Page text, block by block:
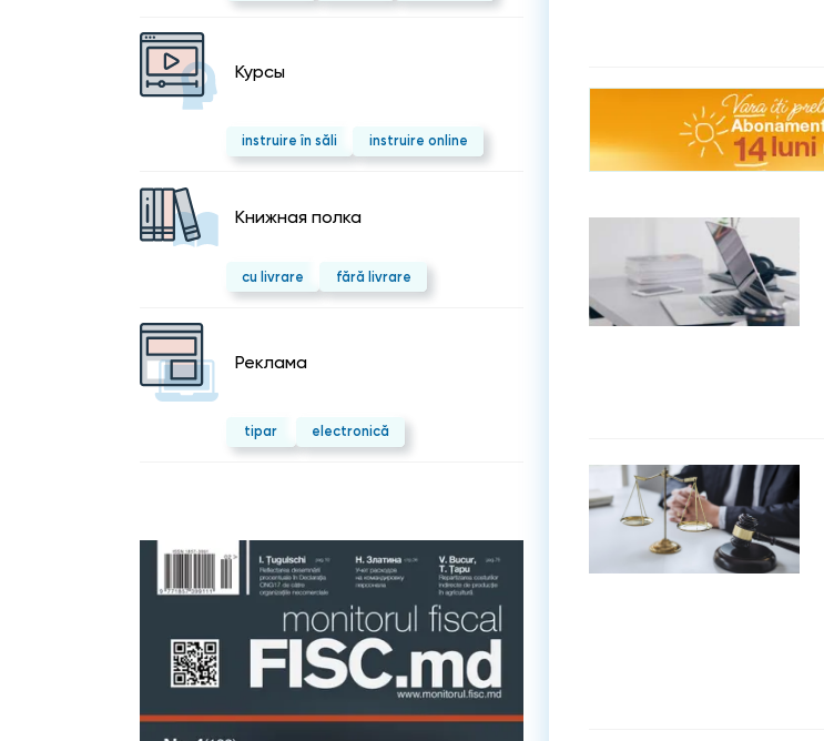
Курсы
instruire în săli instruire online
Kнижная полка
cu livrare fără livrare
Реклама
tipar electronică